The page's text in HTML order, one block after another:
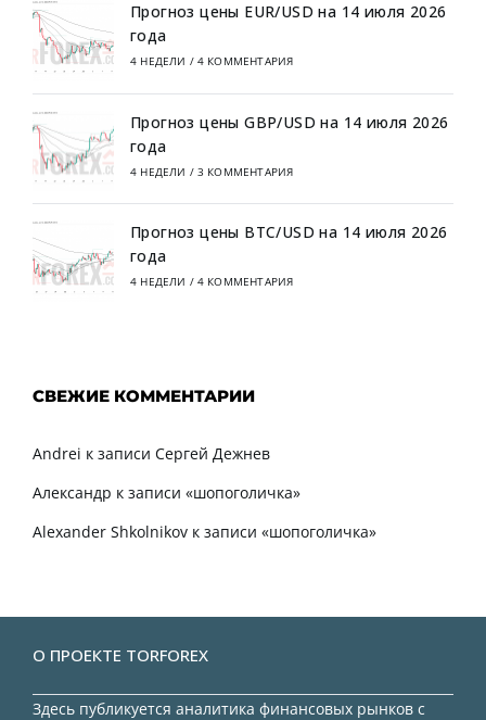
Прогноз цены EUR/USD на 14 июля 2026
года
4 НЕДЕЛИ / 4 КОММЕНТАРИЯ
Прогноз цены GBP/USD на 14 июля 2026
года
4 НЕДЕЛИ / 3 КОММЕНТАРИЯ
Прогноз цены BTC/USD на 14 июля 2026
года
4 НЕДЕЛИ / 4 КОММЕНТАРИЯ
СВЕЖИЕ КОММЕНТАРИИ
Andrei к записи Сергей Дежнев
Александр к записи «шопоголичка»
Alexander Shkolnikov к записи «шопоголичка»
О ПРОЕКТЕ TORFOREX
Здесь публикуется аналитика финансовых рынков с